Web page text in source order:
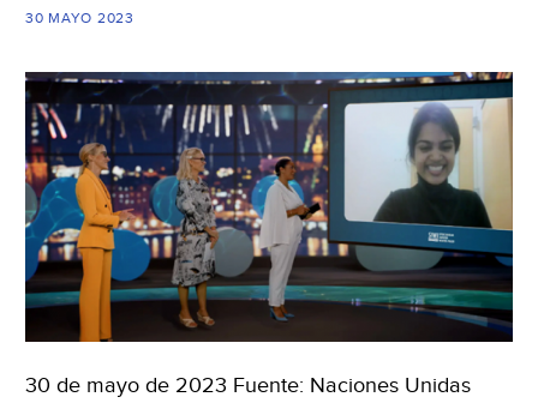
del
agua
política
(iAgua)
30 MAYO 2023
30 de mayo de 2023 Fuente: Naciones Unidas